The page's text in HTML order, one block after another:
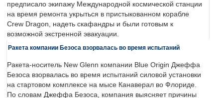
предписало экипажу Международной космической станции
на время ремонта укрыться в пристыкованном корабле
Crew Dragon, надеть скафандры и были готовым к
возможной экстренной эвакуации.
Ракета компании Безоса взорвалась во время испытаний
Ракета-носитель New Glenn компании Blue Origin Джеффа
Безоса взорвалась во время испытаний силовой установки
на стартовом комплексе на мысе Канаверал во Флориде.
По словам Джеффа Безоса, компания выясняет причины